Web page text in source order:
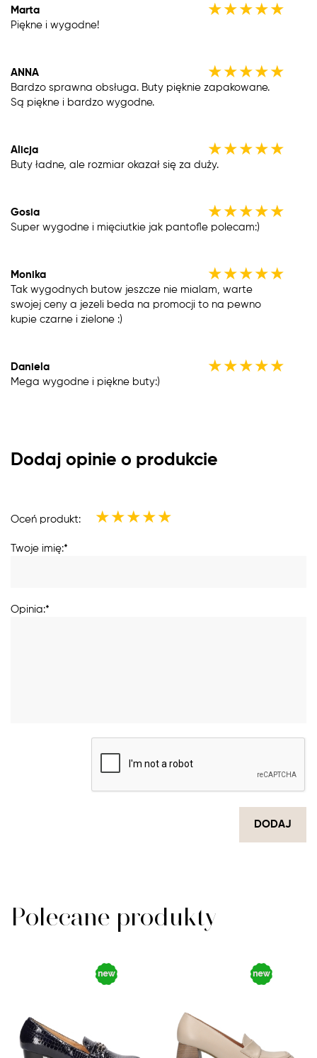
Marta ★★★★★
Piękne i wygodne!
ANNA ★★★★★
Bardzo sprawna obsługa. Buty pięknie zapakowane.
Są piękne i bardzo wygodne.
Alicja ★★★★★
Buty ładne, ale rozmiar okazał się za duży.
Gosia ★★★★★
Super wygodne i mięciutkie jak pantofle polecam:)
Monika ★★★★★
Tak wygodnych butow jeszcze nie mialam, warte
swojej ceny a jezeli beda na promocji to na pewno
kupie czarne i zielone :)
Daniela ★★★★★
Mega wygodne i piękne buty:)
Dodaj opinie o produkcie
Oceń produkt: ★★★★★
Twoje imię:*
Opinia:*
DODAJ
Polecane produkty